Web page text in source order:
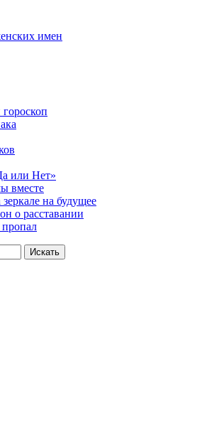
имен
или Нет»
вместе
на будущее
о расставании